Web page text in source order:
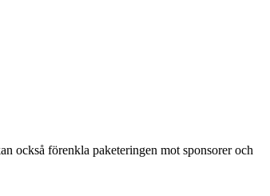
också förenkla paketeringen mot sponsorer och